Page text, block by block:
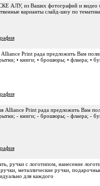
АЛУ, из Ваших фотографий и видео
варианты слайд-шоу по
Print рада предложить Вам
• книги; • брошюры; • флаера; •
Alliance Print рада предложить Вам
- книги; - брошюры; - флаера; -
ручки с логотипом, нанесение
металлические ручки,
для каждого